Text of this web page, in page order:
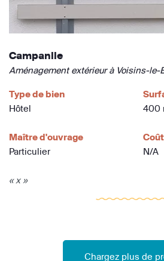
Campanile
Aménagement extérieur à Voisins-le-
Type de bien
Hôtel
400
Maître d'ouvrage
Particulier
N/A
« x »
Chargez plus de